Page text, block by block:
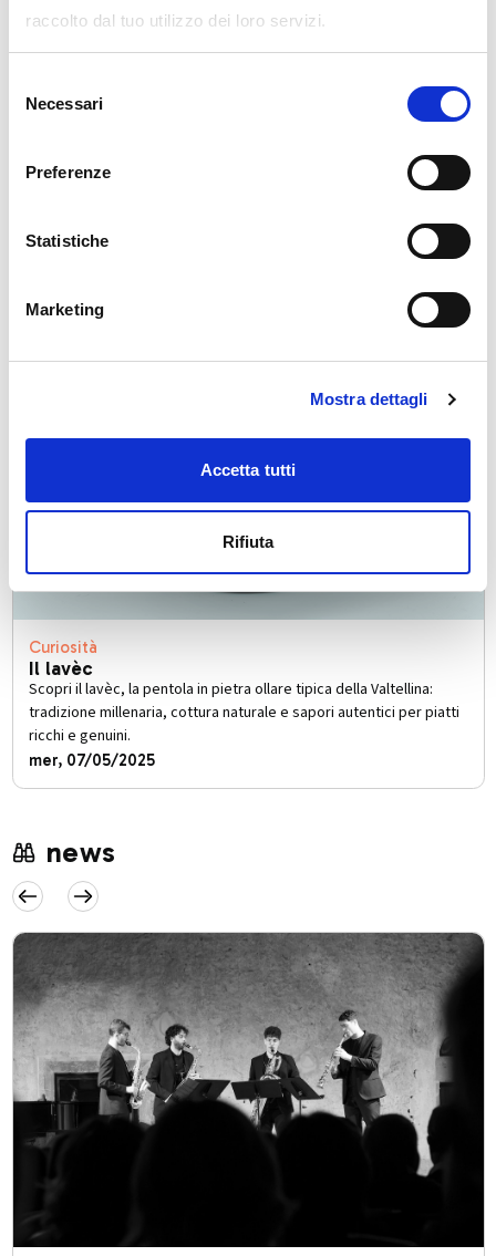
raccolto dal tuo utilizzo dei loro servizi.
delNecessari
Preferenze
Statistiche
Marketing
Mostra dettagli
Accetta tutti
Rifiuta
Curiosità
Il lavèc
Scopri il lavèc, la pentola in pietra ollare tipica della Valtellina:
tradizione millenaria, cottura naturale e sapori autentici per piatti
ricchi e genuini.
mer, 07/05/2025
news